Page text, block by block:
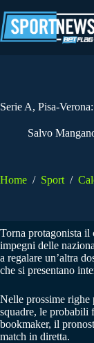
al
contenuto
Serie A, Pisa-
Salvo
Home / Sport /
Torna protagonista il
impegni delle
a regalare un’altra
che si presentano
Nelle prossime righe
squadre, le probabili
bookmaker, il
match in diretta.